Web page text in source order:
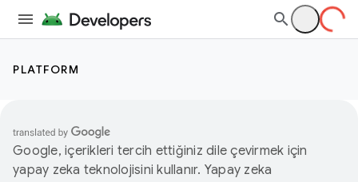
PLATFORM
Google, içerikleri tercih ettiğiniz dile çevirmek için
yapay zeka teknolojisini kullanır. Yapay zeka